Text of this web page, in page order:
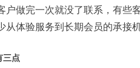
户做完一次就没了联系，有些
体验服务到长期会员的承接机
三点